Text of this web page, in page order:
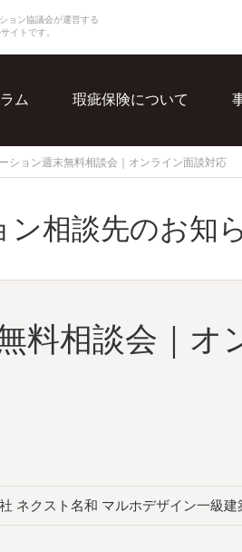
ョン協議会が運営する
イトです。
ム 瑕疵保険について
ション週末無料相談会｜オンライン面談対応
ン相談先のお知
料相談会｜オ
ネクスト名和 マルホデザイン一級建